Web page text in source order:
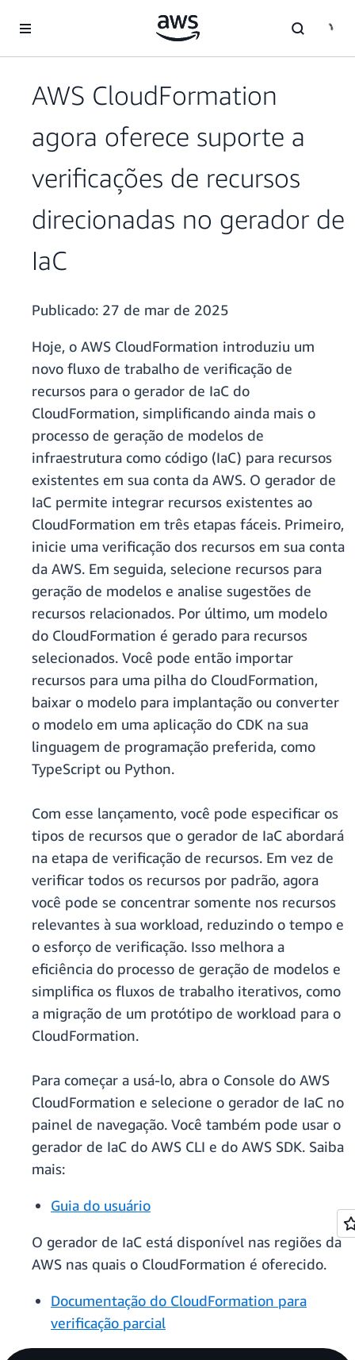
Pular para o conteúdo principal
AWS CloudFormation
agora oferece suporte a
verificações de recursos
direcionadas no gerador de
IaC
Publicado: 27 de mar de 2025
Hoje, o AWS CloudFormation introduziu um
novo fluxo de trabalho de verificação de
recursos para o gerador de IaC do
CloudFormation, simplificando ainda mais o
processo de geração de modelos de
infraestrutura como código (IaC) para recursos
existentes em sua conta da AWS. O gerador de
IaC permite integrar recursos existentes ao
CloudFormation em três etapas fáceis. Primeiro,
inicie uma verificação dos recursos em sua conta
da AWS. Em seguida, selecione recursos para
geração de modelos e analise sugestões de
recursos relacionados. Por último, um modelo
do CloudFormation é gerado para recursos
selecionados. Você pode então importar
recursos para uma pilha do CloudFormation,
baixar o modelo para implantação ou converter
o modelo em uma aplicação do CDK na sua
linguagem de programação preferida, como
TypeScript ou Python.
Com esse lançamento, você pode especificar os
tipos de recursos que o gerador de IaC abordará
na etapa de verificação de recursos. Em vez de
verificar todos os recursos por padrão, agora
você pode se concentrar somente nos recursos
relevantes à sua workload, reduzindo o tempo e
o esforço de verificação. Isso melhora a
eficiência do processo de geração de modelos e
simplifica os fluxos de trabalho iterativos, como
a migração de um protótipo de workload para o
CloudFormation.
Para começar a usá-lo, abra o Console do AWS
CloudFormation e selecione o gerador de IaC no
painel de navegação. Você também pode usar o
gerador de IaC do AWS CLI e do AWS SDK. Saiba
mais:
Guia do usuário
O gerador de IaC está disponível nas regiões da
AWS nas quais o CloudFormation é oferecido.
Documentação do CloudFormation para
verificação parcial